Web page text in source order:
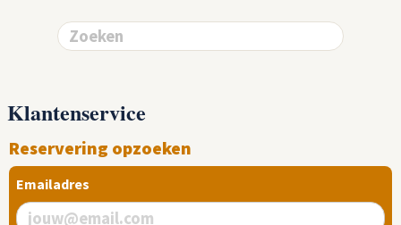
Klantenservice
Reservering opzoeken
Emailadres